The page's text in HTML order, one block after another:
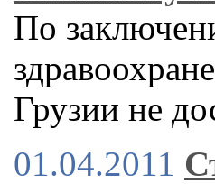
По
Грузии не
01.04.2011